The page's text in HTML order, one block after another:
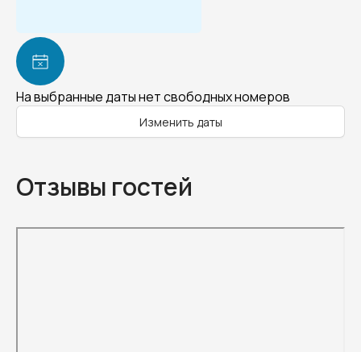
На выбранные даты нет свободных номеров
Изменить даты
Отзывы гостей